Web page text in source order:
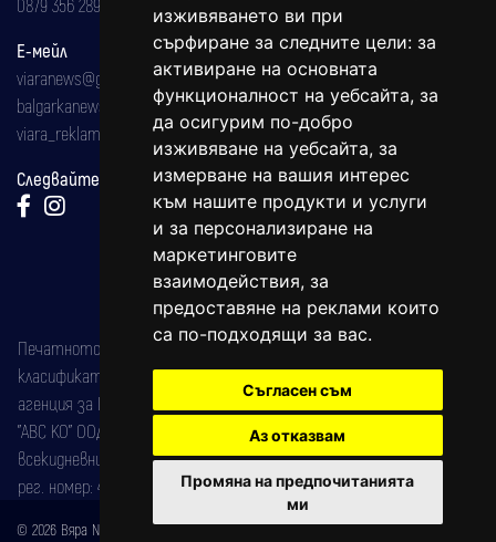
изживяването ви при
сърфиране за следните цели: за
активиране на основната
функционалност на уебсайта, за
да осигурим по-добро
изживяване на уебсайта, за
измерване на вашия интерес
към нашите продукти и услуги
и за персонализиране на
маркетинговите
взаимодействия, за
предоставяне на реклами които
са по-подходящи за вас.
Съгласен съм
Аз отказвам
Промяна на предпочитанията
ми
0879 356 289
Е-мейл
viaranews@gmail.com
balgarkanews@gmail.com
viara_reklama@mail.bg
Следвайте ни:
Печатното издание на вестника е регистрирано в националния
класификатор на печатните издания (Българска национална
агенция за ISSN) под номер: ISSN 1312-4722.
"АВС КО" ООД е притежател на марката: Вяра информационен
всекидневник на югозападна България, със свидетелство за марка
рег. номер: 47857/11.05.2004 година.
© 2026 Вяра News Всички права запазени!